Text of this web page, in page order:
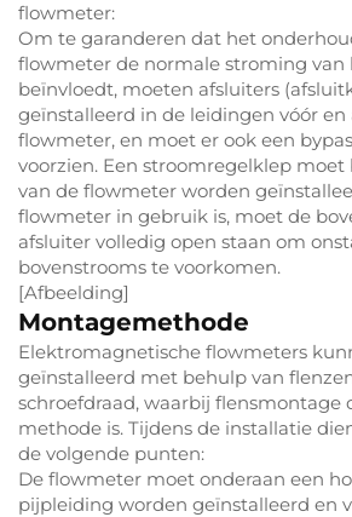
flowmeter:
Om te garanderen dat het
flowmeter de normale stroming
beïnvloedt, moeten afsluiters
geïnstalleerd in de leidingen vóór en
flowmeter, en moet er ook een
voorzien. Een stroomregelklep
van de flowmeter worden
flowmeter in gebruik is, moet de
afsluiter volledig open staan om
bovenstrooms te voorkomen.
[Afbeelding]
Montagemethode
Elektromagnetische flowmeters
geïnstalleerd met behulp van
schroefdraad, waarbij flensmontage
methode is. Tijdens de installatie
de volgende punten:
De flowmeter moet onderaan een
pijpleiding worden geïnstalleerd en